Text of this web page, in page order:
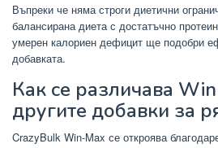
Въпреки че няма строги диетични
балансирана диета с достатъчно
умерен калориен дефицит ще подобри
добавката.
Как се различава
другите добавки за
CrazyBulk Win-Max се откроява